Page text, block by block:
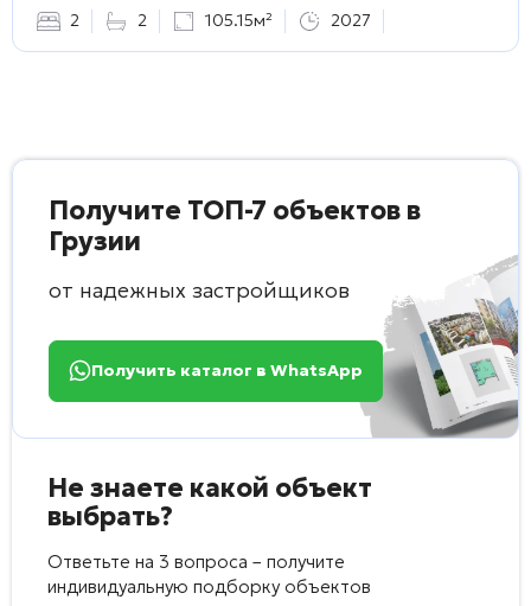
2 2 105.15м² 2027
Получите ТОП-7 объектов в
Грузии
от надежных застройщиков
Получить каталог в WhatsApp
Не знаете какой объект
выбрать?
Ответьте на 3 вопроса – получите
индивидуальную подборку объектов